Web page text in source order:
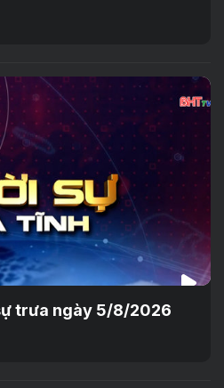
trưa ngày 5/8/2026